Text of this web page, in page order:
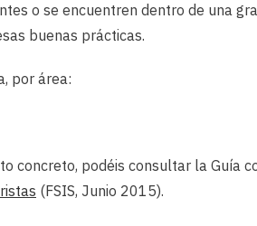
o se encuentren dentro de una
buenas prácticas.
por área:
concreto, podéis consultar la Guía
(FSIS, Junio 2015).